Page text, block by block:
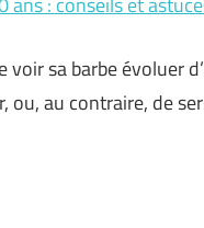
voir sa barbe évoluer
ou, au contraire, de